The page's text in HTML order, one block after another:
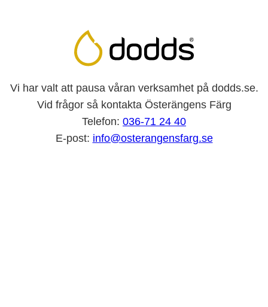
Vi har valt att pausa våran verksamhet på dodds.se.
Vid frågor så kontakta Österängens Färg
Telefon: 036-71 24 40
E-post: info@osterangensfarg.se